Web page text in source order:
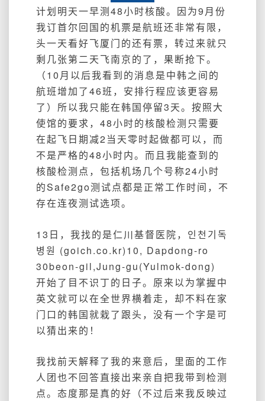
计划明天一早测48小时核酸。因为9月份
我订首尔回国的机票是航班还非常有限，
头一天看好飞厦门的还有票，转过来就只
剩几张第二天飞南京的了，果断抢下。
（10月以后我看到的消息是中韩之间的
航班增加了46班，安排行程应该更容易
了）所以我只能在韩国停留3天。按照大
使馆的要求，48小时的核酸检测只需要
在起飞日期减2当天零时起做都可以，而
不是严格的48小时内。而且我能查到的
核酸检测点，包括机场几个号称24小时
的Safe2go测试点都是正常工作时间，不
存在连夜测试选项。
13日，我找的是仁川基督医院， 인천기독
병원 (goich.co.kr)10, Dapdong-ro
30beon-gil,Jung-gu(Yulmok-dong)
开始了目不识丁的日子。原来以为掌握中
英文就可以在全世界横着走，却不料在家
门口的韩国就栽了跟头，没有一个字是可
以猜出来的！
我找前天解释了我的来意后，里面的工作
人团也不回答直接出来亲自把我带到检测
点。态度那是真的好（不过后来我反映过